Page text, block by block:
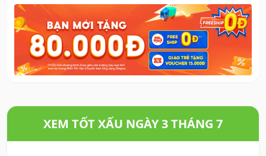
XEM TỐT XẤU NGÀY 3 THÁNG 7